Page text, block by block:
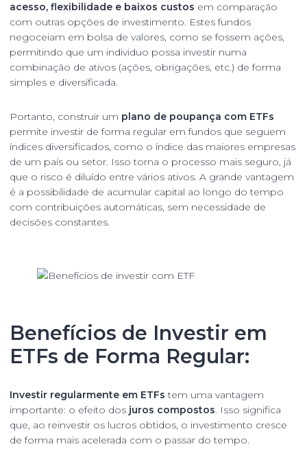
acesso, flexibilidade e baixos custos em comparação
com outras opções de investimento. Estes fundos
negoceiam em bolsa de valores, como se fossem ações,
permitindo que um individuo possa investir numa
combinação de ativos (ações, obrigações, etc.) de forma
simples e diversificada.
Portanto, construir um plano de poupança com ETFs
permite investir de forma regular em fundos que seguem
índices diversificados, como o índice das maiores empresas
de um país ou setor. Isso torna o processo mais seguro, já
que o risco é diluído entre vários ativos. A grande vantagem
é a possibilidade de acumular capital ao longo do tempo
com contribuições automáticas, sem necessidade de
decisões constantes.
Benefícios de Investir em
ETFs de Forma Regular:
Investir regularmente em ETFs tem uma vantagem
importante: o efeito dos juros compostos. Isso significa
que, ao reinvestir os lucros obtidos, o investimento cresce
de forma mais acelerada com o passar do tempo.